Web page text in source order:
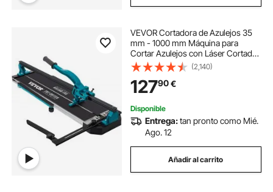
VEVOR Cortadora de Azulejos 35
mm - 1000 mm Máquina para
Cortar Azulejos con Láser Cortador
de Azulejos Manual Cortadora de
Cerámica con Soporte, Diseño Fácil
de Usar, 123 x 49 x 23 cm
(2,140)
12790€
Disponible
Entrega:tan pronto como Mié.
Ago. 12
Añadir al carrito